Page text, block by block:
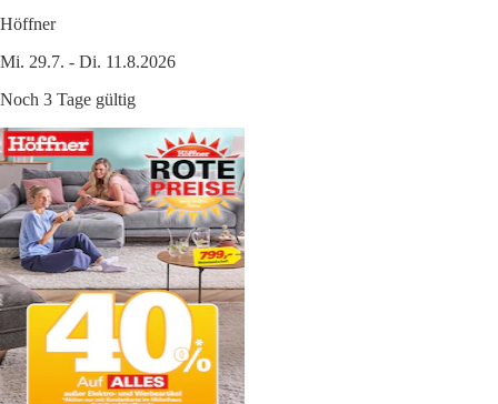
Höffner
Mi. 29.7. - Di. 11.8.2026
Noch 3 Tage gültig